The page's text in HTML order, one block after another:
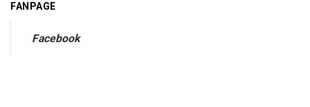
FANPAGE
Facebook